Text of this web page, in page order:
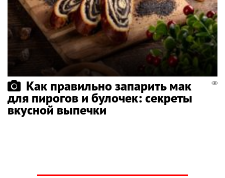
Как правильно запарить мак
для пирогов и булочек: секреты
вкусной выпечки